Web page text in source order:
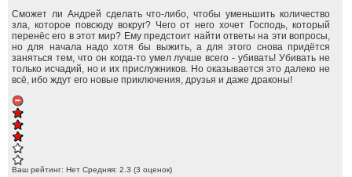
Сможет ли Андрей сделать что-либо, чтобы уменьшить количество
зла, которое повсюду вокруг? Чего от него хочет Господь, который
перенёс его в этот мир? Ему предстоит найти ответы на эти вопросы,
но для начала надо хотя бы выжить, а для этого снова придётся
заняться тем, что он когда-то умел лучше всего - убивать! Убивать не
только исчадий, но и их прислужников. Но оказывается это далеко не
всё, ибо ждут его новые приключения, друзья и даже драконы!
Ваш рейтинг: Нет Средняя: 2.3 (3 оценок)